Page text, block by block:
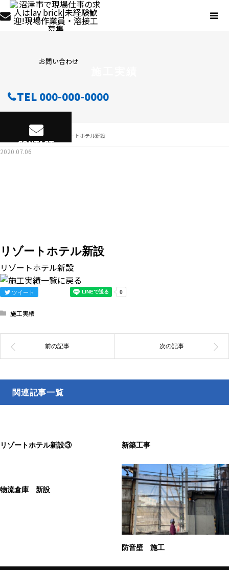
お問い合わせ
TEL 000-000-0000
CONTACT
施工実績 リゾートホテル新設
2020.07.06
リゾートホテル新設
リゾートホテル新設
ツイート
施工実績
関連記事一覧
リゾートホテル新設③ 新築工事
物流倉庫 新設
防音壁 施工